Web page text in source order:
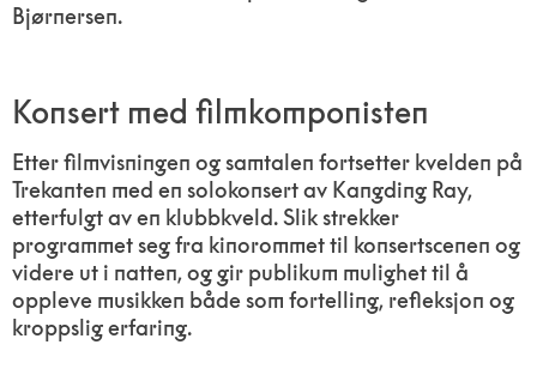
Bjørnersen.
Konsert med filmkomponisten
Etter filmvisningen og samtalen fortsetter kvelden på
Trekanten med en solokonsert av Kangding Ray,
etterfulgt av en klubbkveld. Slik strekker
programmet seg fra kinorommet til konsertscenen og
videre ut i natten, og gir publikum mulighet til å
oppleve musikken både som fortelling, refleksjon og
kroppslig erfaring.